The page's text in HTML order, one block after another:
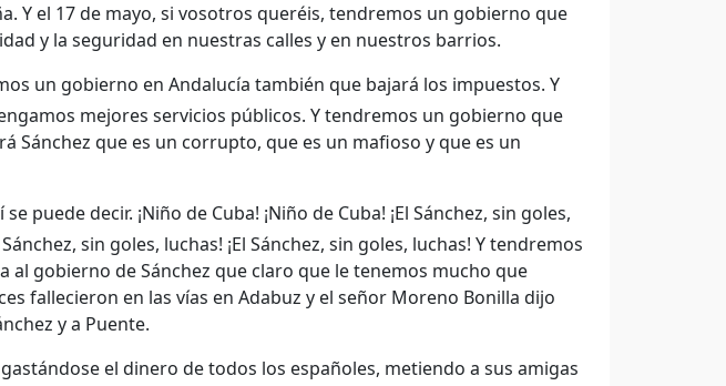
Y el 17 de mayo, si vosotros queréis, tendremos un gobierno que
y la seguridad en nuestras calles y en nuestros barrios.
un gobierno en Andalucía también que bajará los impuestos. Y
mejores servicios públicos. Y tendremos un gobierno que
Sánchez que es un corrupto, que es un mafioso y que es un
puede decir. ¡Niño de Cuba! ¡Niño de Cuba! ¡El Sánchez, sin goles,
sin goles, luchas! ¡El Sánchez, sin goles, luchas! Y tendremos
al gobierno de Sánchez que claro que le tenemos mucho que
fallecieron en las vías en Adabuz y el señor Moreno Bonilla dijo
y a Puente.
el dinero de todos los españoles, metiendo a sus amigas